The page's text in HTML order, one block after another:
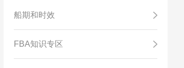
船期和时效
FBA知识专区